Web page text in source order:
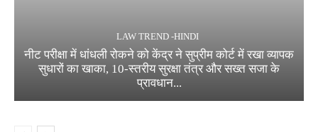
LAW TREND -HINDI
नीट परीक्षा में धांधली रोकने को केंद्र ने सुप्रीम कोर्ट में रखा व्यापक
सुधारों का खाका, 10-स्तरीय सुरक्षा तंत्र और सख्त सजा के
प्रावधान...